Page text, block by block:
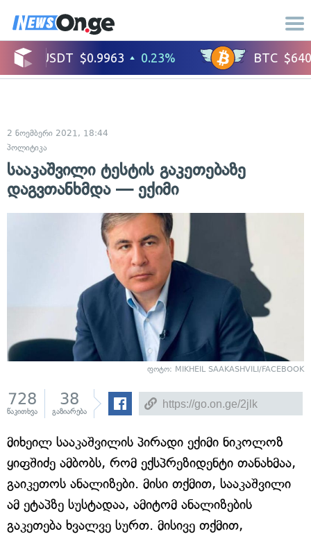
2 ნოემბერი 2021, 18:44
პოლიტიკა
სააკაშვილი ტესტის გაკეთებაზე
დაგვთანხმდა — ექიმი
ფოტო: MIKHEIL SAAKASHVILI/FACEBOOK
728
წაკითხვა
38
გაზიარება
მიხეილ სააკაშვილის პირადი ექიმი ნიკოლოზ
ყიფშიძე ამბობს, რომ ექსპრეზიდენტი თანახმაა,
გაიკეთოს ანალიზები. მისი თქმით, სააკაშვილი
ამ ეტაპზე სუსტადაა, ამიტომ ანალიზების
გაკეთება ხვალვე სურთ. მისივე თქმით,